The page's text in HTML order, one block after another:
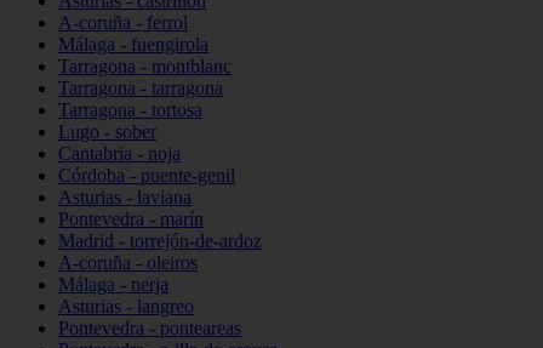
A-coruña - ferrol
Málaga - fuengirola
Tarragona - montblanc
Tarragona - tarragona
Tarragona - tortosa
Lugo - sober
Cantabria - noja
Córdoba - puente-genil
Asturias - laviana
Pontevedra - marín
Madrid - torrejón-de-ardoz
A-coruña - oleiros
Málaga - nerja
Asturias - langreo
Pontevedra - ponteareas